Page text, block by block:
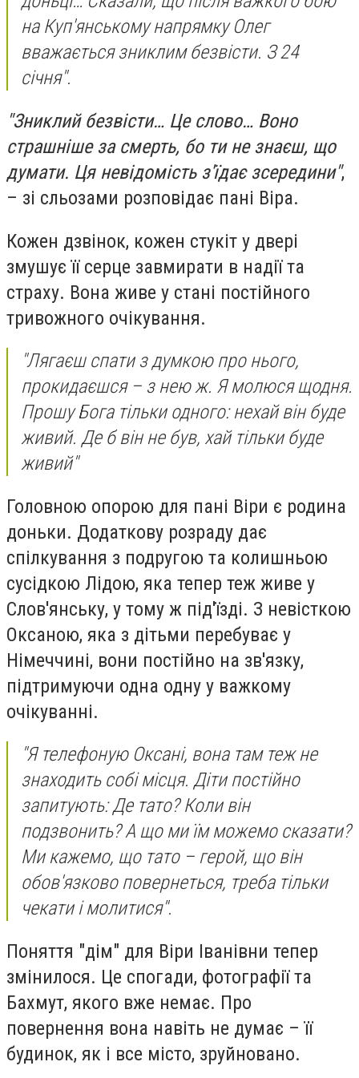
на Куп'янському напрямку Олег
вважається зниклим безвісти. З 24
січня".
"Зниклий безвісти… Це слово… Воно
страшніше за смерть, бо ти не знаєш, що
думати. Ця невідомість з'їдає зсередини",
– зі сльозами розповідає пані Віра.
Кожен дзвінок, кожен стукіт у двері
змушує її серце завмирати в надії та
страху. Вона живе у стані постійного
тривожного очікування.
"Лягаєш спати з думкою про нього,
прокидаєшся – з нею ж. Я молюся щодня.
Прошу Бога тільки одного: нехай він буде
живий. Де б він не був, хай тільки буде
живий"
Головною опорою для пані Віри є родина
доньки. Додаткову розраду дає
спілкування з подругою та колишньою
сусідкою Лідою, яка тепер теж живе у
Слов'янську, у тому ж під'їзді. З невісткою
Оксаною, яка з дітьми перебуває у
Німеччині, вони постійно на зв'язку,
підтримуючи одна одну у важкому
очікуванні.
"Я телефоную Оксані, вона там теж не
знаходить собі місця. Діти постійно
запитують: Де тато? Коли він
подзвонить? А що ми їм можемо сказати?
Ми кажемо, що тато – герой, що він
обов'язково повернеться, треба тільки
чекати і молитися".
Поняття "дім" для Віри Іванівни тепер
змінилося. Це спогади, фотографії та
Бахмут, якого вже немає. Про
повернення вона навіть не думає – її
будинок, як і все місто, зруйновано.